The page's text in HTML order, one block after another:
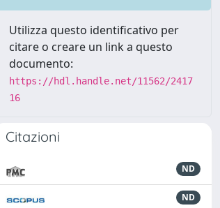
Utilizza questo identificativo per
citare o creare un link a questo
documento:
https://hdl.handle.net/11562/2417
16
Citazioni
ND
ND